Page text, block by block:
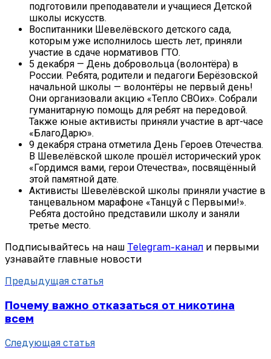
подготовили преподаватели и учащиеся Детской
школы искусств.
Воспитанники Шевелёвского детского сада,
которым уже исполнилось шесть лет, приняли
участие в сдаче нормативов ГТО.
5 декабря — День добровольца (волонтёра) в
России. Ребята, родители и педагоги Берёзовской
начальной школы — волонтёры не первый день!
Они организовали акцию «Тепло СВОих». Собрали
гуманитарную помощь для ребят на передовой.
Также юные активисты приняли участие в арт-часе
«БлагоДарю».
9 декабря страна отметила День Героев Отечества.
В Шевелёвской школе прошёл исторический урок
«Гордимся вами, герои Отечества», посвящённый
этой памятной дате.
Активисты Шевелёвской школы приняли участие в
танцевальном марафоне «Танцуй с Первыми!».
Ребята достойно представили школу и заняли
третье место.
Подписывайтесь на наш Telegram-канал и первыми
узнавайте главные новости
Предыдущая статья
Почему важно отказаться от никотина
всем
Следующая статья